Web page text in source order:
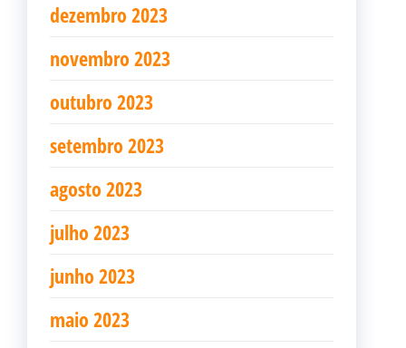
dezembro 2023
novembro 2023
outubro 2023
setembro 2023
agosto 2023
julho 2023
junho 2023
maio 2023